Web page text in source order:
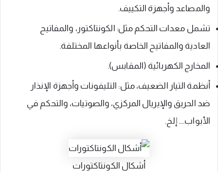
والمصاعد وأجهزة التكييف.
تشمل معدات التحكم مثل: الكونتاكتور، والمفاتيح
العادية والمفاتيح الخاصة بأنواعها المختلفة.
المخارج الكهربائية (المقابس).
أنظمة التيار الضعيف، مثل: التليفونات وأجهزة الإنذار
ضد الحريق والإيريال المركزي، والصوتيات، والتحكم في
الأبواب…. إلخ.
أشكال الكونتاكتورات